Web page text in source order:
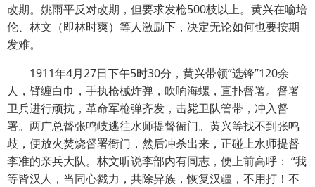
改期。姚雨平反对改期，但要求发枪500枝以上。黄兴在喻培
伦、林文（即林时爽）等人激励下，决定无论如何也要按期
发难。
1911年4月27日下午5时30分，黄兴带领“选锋”120余
人，臂缠白巾，手执枪械炸弹，吹响海螺，直扑督署。督署
卫兵进行顽抗，革命军枪弹齐发，击毙卫队管带，冲入督
署。两广总督张鸣岐逃往水师提督衙门。黄兴等找不到张鸣
歧，便放火焚烧督署衙门，然后冲杀出来，正碰上水师提督
李准的亲兵大队。林文听说李部内有同志，便上前高呼： “我
等皆汉人，当同心戮力，共除异族，恢复汉疆，不用打！不